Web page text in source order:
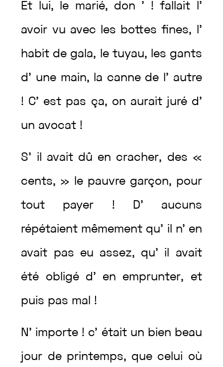
Et lui, le marié, don ’ !fallait l’
avoir vu avec les bottesfines, l’
habit de gala, le tuyau, les gants
d’ une main, la canne de l’ autre
! C’ est pas ça, on aurait juré d’
un avocat !
S’ il avait dû en cracher, des «
cents, » le pauvre garçon, pour
tout payer ! D’ aucuns
répétaient mêmement qu’ il n’ en
avait pas eu assez, qu’ il avait
été obligé d’ en emprunter, et
puis pas mal !
N’ importe ! c’ était un bien beau
jour de printemps, que celui où